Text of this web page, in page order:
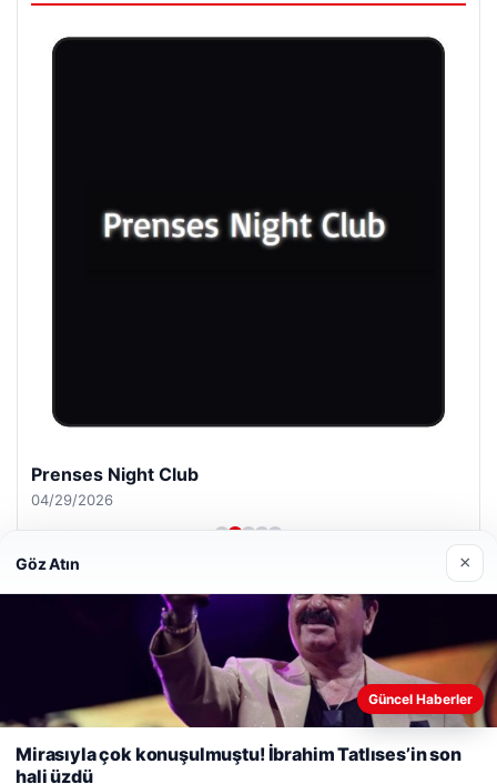
Prenses Night Club
04/29/2026
© 2026 ozdaily – Latest News
Web sitemizi nasıl kullandığınızı daha iyi anlayabilmek,
deneyiminizi kişiselleştirmek ve geliştirmek amacıyla çerezler
kullanıyoruz.
Çerez Politikamız
Reddet
Göz Atın ×
Güncel Haberler
Mirasıyla çok konuşulmuştu! İbrahim Tatlıses’in son
hali üzdü